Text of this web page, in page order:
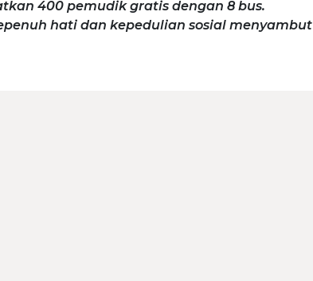
400 pemudik gratis dengan 8 bus.
hati dan kepedulian sosial menyambut